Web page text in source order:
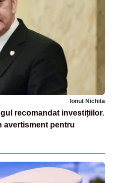
Ionuț Nichita
recomandat investițiilor.
avertisment pentru